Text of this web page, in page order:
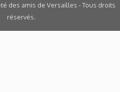
des amis de Versailles - Tous droits
réservés.